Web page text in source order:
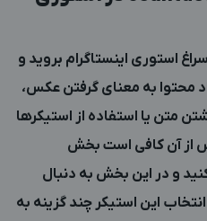
استوری اینستاگرام بروید و
محتوا به معنای گرفتن عکس،
متن یا استفاده از استیکرها
از آن کافی است بخش
و در این بخش به دنبال
این استیکر چند گزینه به